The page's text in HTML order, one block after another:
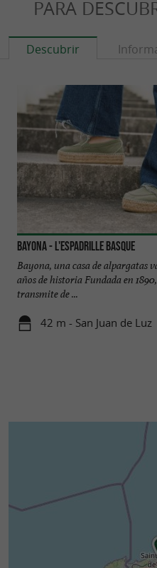
PARA
Descubrir
Bayona - L'espadrille Basque
Bayona, una casa de alpargatas
años de historia Fundada en
transmite de ...
42 m - San Juan de Luz